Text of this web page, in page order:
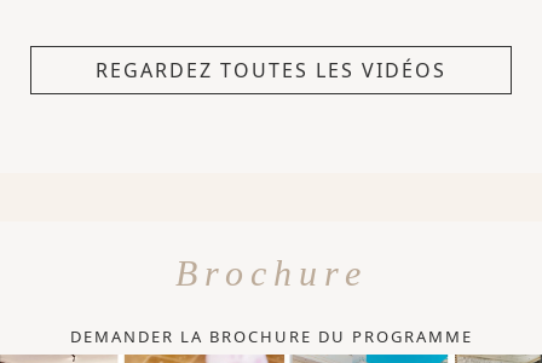
REGARDEZ TOUTES LES VIDÉOS
Brochure
DEMANDER LA BROCHURE DU PROGRAMME